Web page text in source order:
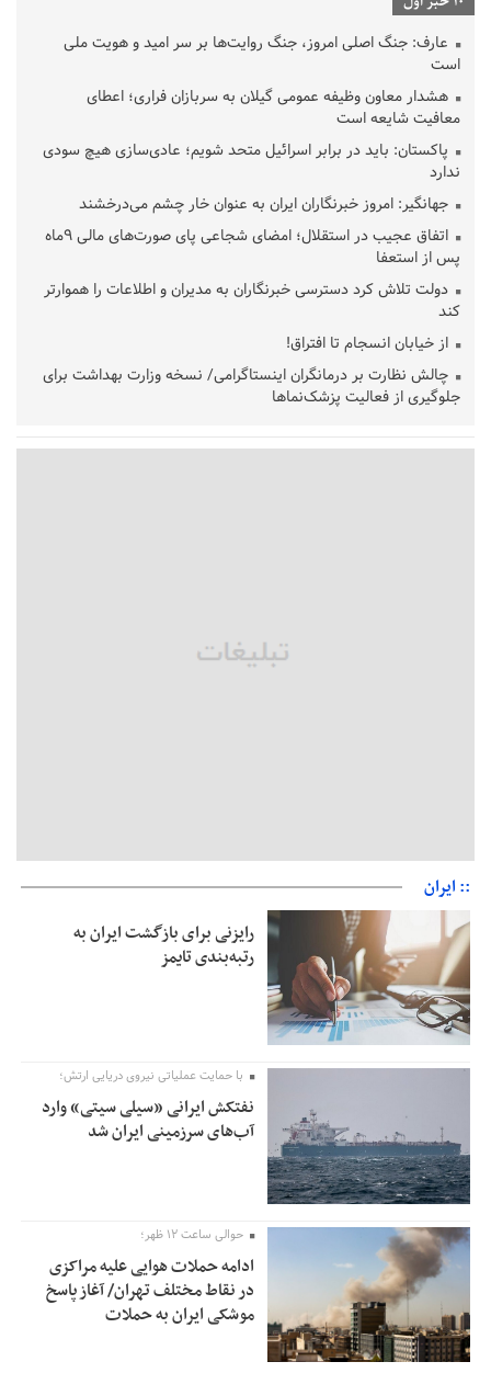
عارف: جنگ اصلی امروز، جنگ روایت‌ها بر سر امید و هویت ملی
است
هشدار معاون وظیفه عمومی گیلان به سربازان فراری؛ اعطای
معافیت شایعه است
پاکستان: باید در برابر اسرائیل متحد شویم؛ عادی‌سازی هیچ سودی
ندارد
جهانگیر: امروز خبرنگاران ایران به عنوان خار چشم می‌درخشند
اتفاق عجیب در استقلال؛ امضای شجاعی پای صورت‌های مالی ٩ماه
پس از استعفا
دولت تلاش کرد دسترسی خبرنگاران به مدیران و اطلاعات را هموارتر
کند
از خیابان انسجام تا افتراق!
چالش نظارت بر درمانگران اینستاگرامی/ نسخه وزارت بهداشت برای
جلوگیری از فعالیت پزشک‌نماها
امیر اکرمی‌نیا: ارتش کاملاً آماده است
:: ایران
رایزنی برای بازگشت ایران به
رتبه‌بندی تایمز
با حمایت عملیاتی نیروی دریایی ارتش؛
نفتکش ایرانی «سیلی سیتی» وارد
آب‌های سرزمینی ایران شد
حوالی ساعت ۱۲ ظهر؛
ادامه حملات هوایی علیه مراکزی
در نقاط مختلف تهران/ آغاز پاسخ
موشکی ایران به حملات